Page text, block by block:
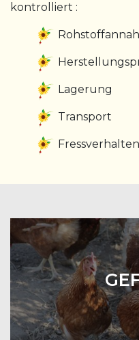
kontrolliert :
Lagerung
Transport